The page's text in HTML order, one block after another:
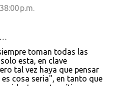
p.m.
toman todas las
esta, en clave
tal vez haya que pensar
cosa seria", en tanto que